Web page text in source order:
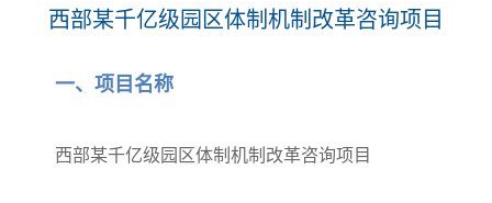
西部某千亿级园区体制机制改革咨询项目
一、项目名称
西部某千亿级园区体制机制改革咨询项目